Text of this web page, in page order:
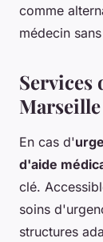
comme
médecin
Services
En cas d'
d'aide
clé.
soins
structures